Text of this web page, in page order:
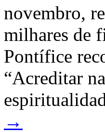
novembro,
milhares de
Pontífice
“Acreditar
→